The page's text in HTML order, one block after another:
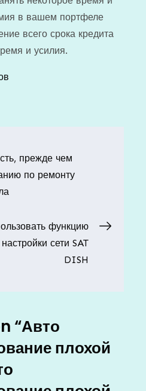
в вашем портфеле
всего срока кредита
и усилия.
прежде чем
по ремонту
функцию
сети SAT
DISH
“Авто
плохой